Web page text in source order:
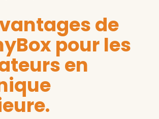
de
pour les
en